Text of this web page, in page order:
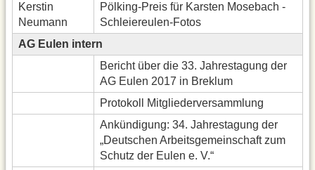
Kerstin
Neumann
Pölking-Preis für Karsten Mosebach -
Schleiereulen-Fotos
AG Eulen intern
Bericht über die 33. Jahrestagung der
AG Eulen 2017 in Breklum
Protokoll Mitgliederversammlung
Ankündigung: 34. Jahrestagung der
„Deutschen Arbeitsgemeinschaft zum
Schutz der Eulen e. V.“